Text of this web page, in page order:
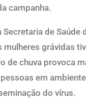
campanha.
de Saúde
mulheres grávidas
de chuva provoca
em
do vírus.